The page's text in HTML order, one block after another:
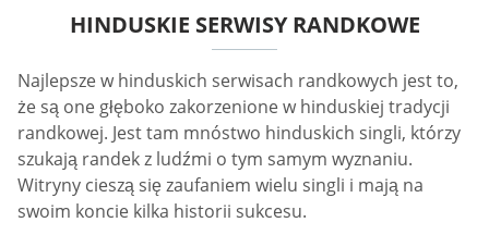
HINDUSKIE SERWISY RANDKOWE
Najlepsze w hinduskich serwisach randkowych jest to,
że są one głęboko zakorzenione w hinduskiej tradycji
randkowej. Jest tam mnóstwo hinduskich singli, którzy
szukają randek z ludźmi o tym samym wyznaniu.
Witryny cieszą się zaufaniem wielu singli i mają na
swoim koncie kilka historii sukcesu.